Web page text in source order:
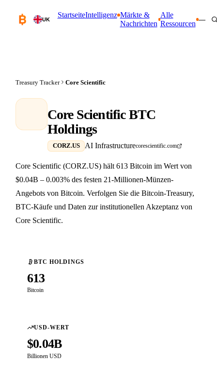
UK
StartseiteIntelligenz Märkte &
Nachrichten
Alle
Ressourcen
—
Treasury Tracker Core Scientific
Core Scientific BTC
Holdings
CORZ.US AI Infrastructurecorescientific.com
Core Scientific (CORZ.US) hält 613 Bitcoin im Wert von
$0.04B – 0.003% des festen 21-Millionen-Münzen-
Angebots von Bitcoin. Verfolgen Sie die Bitcoin-Treasury,
BTC-Käufe und Daten zur institutionellen Akzeptanz von
Core Scientific.
BTC HOLDINGS
613
Bitcoin
USD-WERT
$0.04B
Billionen USD